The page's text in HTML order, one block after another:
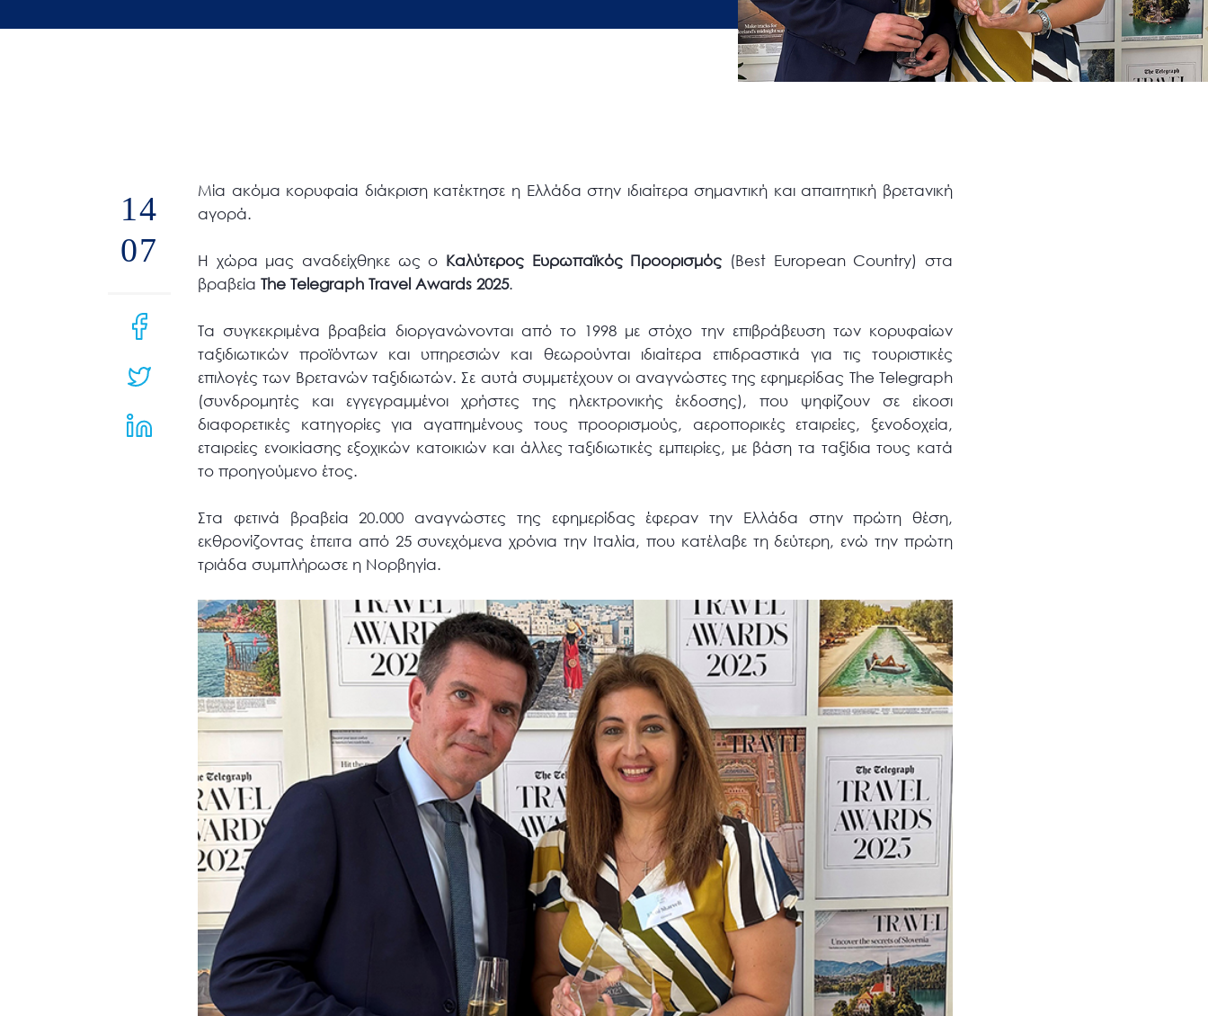
14
07
Μία ακόμα κορυφαία διάκριση κατέκτησε η Ελλάδα στην ιδιαίτερα σημαντική και απαιτητική βρετανική
αγορά.
Η χώρα μας αναδείχθηκε ως ο Καλύτερος Ευρωπαϊκός Προορισμός (Best European Country) στα
βραβείαThe Telegraph Travel Awards 2025.
Τα συγκεκριμένα βραβεία διοργανώνονται από το 1998 με στόχο την επιβράβευση των κορυφαίων
ταξιδιωτικών προϊόντων και υπηρεσιών και θεωρούνται ιδιαίτερα επιδραστικά για τις τουριστικές
επιλογές των Βρετανών ταξιδιωτών. Σε αυτά συμμετέχουν οι αναγνώστες της εφημερίδας The Telegraph
(συνδρομητές και εγγεγραμμένοι χρήστες της ηλεκτρονικής έκδοσης), που ψηφίζουν σε είκοσι
διαφορετικές κατηγορίες για αγαπημένους τους προορισμούς, αεροπορικές εταιρείες, ξενοδοχεία,
εταιρείες ενοικίασης εξοχικών κατοικιών και άλλες ταξιδιωτικές εμπειρίες, με βάση τα ταξίδια τους κατά
το προηγούμενο έτος.
Στα φετινά βραβεία 20.000 αναγνώστες της εφημερίδας έφεραν την Ελλάδα στην πρώτη θέση,
εκθρονίζοντας έπειτα από 25 συνεχόμενα χρόνια την Ιταλία, που κατέλαβε τη δεύτερη, ενώ την πρώτη
τριάδα συμπλήρωσε η Νορβηγία.